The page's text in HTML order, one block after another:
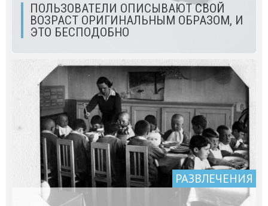
ПОЛЬЗОВАТЕЛИ ОПИСЫВАЮТ СВОЙ
ВОЗРАСТ ОРИГИНАЛЬНЫМ ОБРАЗОМ, И
ЭТО БЕСПОДОБНО
РАЗВЛЕЧЕНИЯ